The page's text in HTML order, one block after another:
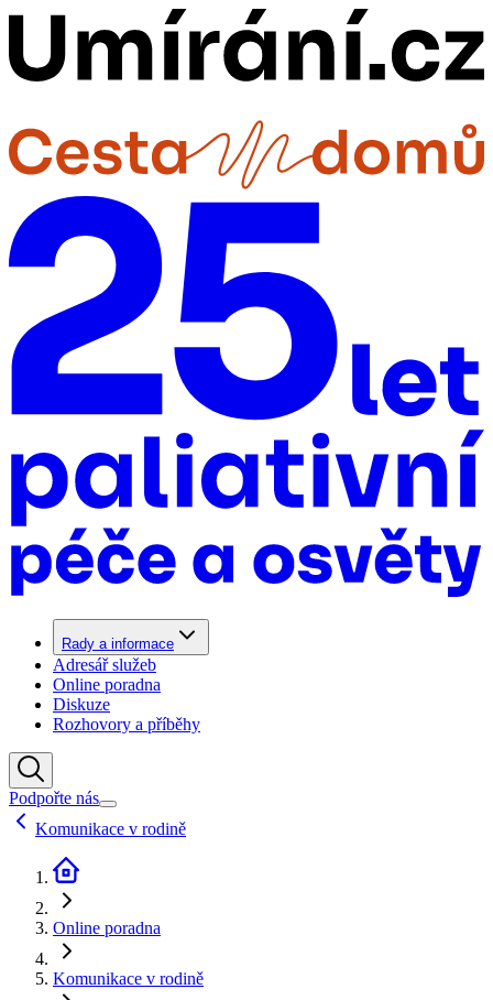
Rady a informace
Adresář služeb
Online poradna
Diskuze
Rozhovory a příběhy
Podpořte nás
Komunikace v rodině
Online poradna
Komunikace v rodině